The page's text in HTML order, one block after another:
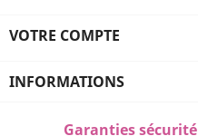
VOTRE COMPTE
INFORMATIONS
Garanties sécurité